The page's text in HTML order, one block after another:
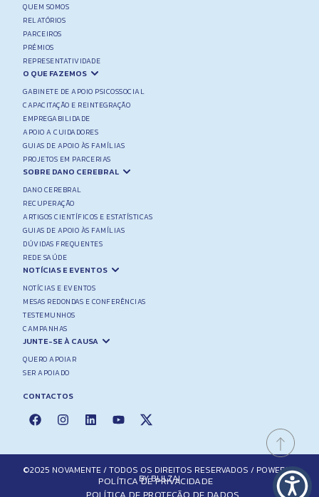
QUEM SOMOS
RELATÓRIOS
PARCEIROS
PRÉMIOS
REPRESENTATIVIDADE
O QUE FAZEMOS
GABINETE DE APOIO PSICOSSOCIAL
CAPACITAÇÃO E REINTEGRAÇÃO
EMPREGABILIDADE
APOIO A CUIDADORES
GUIAS DE APOIO ÀS FAMÍLIAS
PROJETOS EM PARCERIAS
SOBRE DANO CEREBRAL
DANO CEREBRAL
RECUPERAÇÃO
ARTIGOS CIENTÍFICOS E ESTATÍSTICAS
GUIAS DE APOIO ÀS FAMÍLIAS
DÚVIDAS FREQUENTES
REDE SAÚDE
NOTÍCIAS E EVENTOS
NOTÍCIAS E EVENTOS
MESAS REDONDAS E CONFERÊNCIAS
TESTEMUNHOS
CAMPANHAS
JUNTE-SE À CAUSA
QUERO APOIAR
SER APOIADO
CONTACTOS
©2025 NOVAMENTE / TODOS OS DIREITOS RESERVADOS / POWERED
BY BULZAI
POLÍTICA DE PRIVACIDADE